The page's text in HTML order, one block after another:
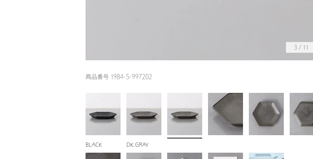
3 / 11
商品番号 1984-5-997202
BLACK DK.GRAY